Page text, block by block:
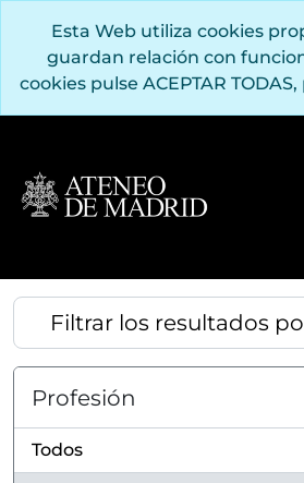
Esta Web utiliza cookies
guardan relación con
cookies pulse ACEPTAR
Filtrar los resultados
Profesión
Todos